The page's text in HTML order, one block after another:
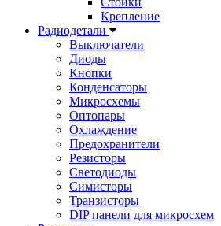
Крепление
Радиодетали
Выключатели
Диоды
Кнопки
Конденсаторы
Микросхемы
Оптопары
Охлаждение
Предохранители
Резисторы
Светодиоды
Симисторы
Транзисторы
DIP панели для микросхем